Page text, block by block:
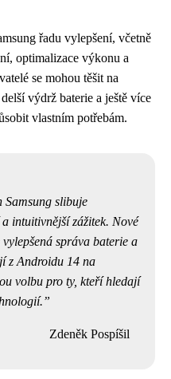
řadu vylepšení, včetně
optimalizace výkonu a
se mohou těšit na
výdrž baterie a ještě více
vlastním potřebám.
Samsung slibuje
intuitivnější zážitek. Nové
správa baterie a
z Androidu 14 na
volbu pro ty, kteří hledají
Zdeněk Pospíšil